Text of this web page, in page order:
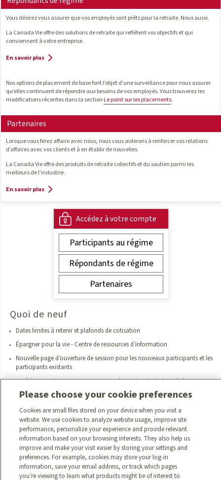
Vous désirez vous assurer que vos employés sont prêts pour la retraite. Nous aussi.
La Canada Vie offre des solutions de retraite qui reflètent vos objectifs et qui
conviennent à votre entreprise.
En savoir plus
Nos options de placement de base font l’objet d’une surveillance pour nous assurer
qu’elles continuent de répondre aux besoins de vos employés. Vous trouverez les
modifications récentes dans la sectionLe point sur les placements.
Partenaires
Lorsque vous ferez affaire avec nous, nous vous aiderons à renforcer vos relations
d’affaires avec vos clients et à en établir de nouvelles.
La Canada Vie offre des produits de retraite collectifs et du soutien parmi les
meilleurs de l’industrie.
En savoir plus
Accédez à votre compte
Participants au régime
Répondants de régime
Partenaires
Quoi de neuf
Dates limites à retenir et plafonds de cotisation
Épargner pour la vie - Centre de ressources d’information
Nouvelle page d’ouverture de session pour les nouveaux participants et les
participants existants
Accédez gratuitement au programme de gestion de la dette de la
Credit Counselling Society
La récente volatilité des marchés vous préoccupe? Ce que vous devez
savoir.
Vous avez des questions en cette période d’impôts? Nous sommes là pour
vous aider!
Vous comptez les jours avant la retraite? Obtenez un avant-goût de votre
revenu de retraite
Please choose your cookie preferences
Cookies are small files stored on your device when you visit a
website. We use cookies to analyze website usage, improve site
performance, personalize your experience and provide relevant
information based on your browsing interests. They also help us
improve and make your visit easier by storing your settings and
preferences. For example, cookies may store your log-in
information, save your email address, or track which pages
you’re viewing to learn what products might be of interest to